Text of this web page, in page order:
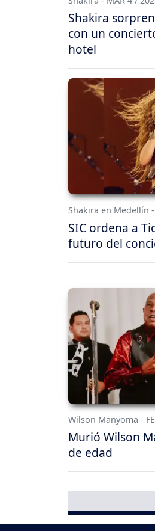
Shakira
con un
hotel
Shakira en Medellín -
SIC ordena a
futuro del
Wilson Manyoma -
Murió Wilson
de edad